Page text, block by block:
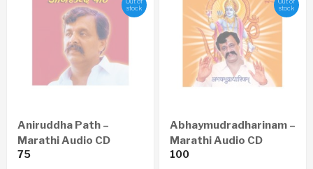
stock
Aniruddha Path –
Marathi Audio CD
75
stock
Abhaymudradharinam –
Marathi Audio CD
100